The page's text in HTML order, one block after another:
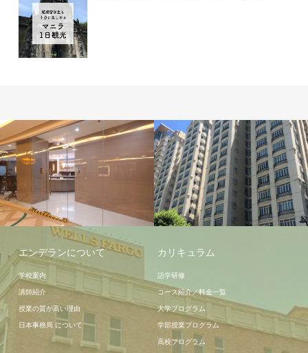
学校施設
宿泊施設
エンデランについて
学校案内
講師紹介
授業の質が高い理由
日本事務局 について
カリキュラム
語学研修
コース紹介／料金一覧
大学プログラム
学部授業プログラム
高校プログラム